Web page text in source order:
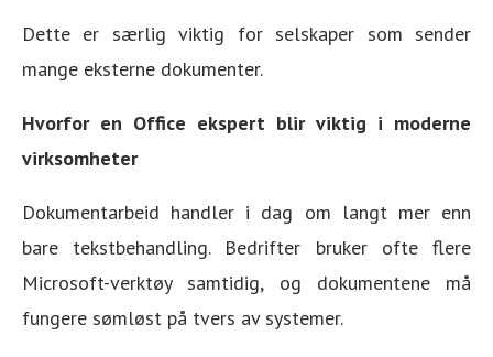
Dette er særlig viktig for selskaper som sender
mange eksterne dokumenter.
Hvorfor en Office ekspert blir viktig i moderne
virksomheter
Dokumentarbeid handler i dag om langt mer enn
bare tekstbehandling. Bedrifter bruker ofte flere
Microsoft-verktøy samtidig, og dokumentene må
fungere sømløst på tvers av systemer.